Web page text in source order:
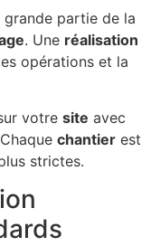
grande partie de la
. Une réalisation
opérations et la
votre site avec
chantier est
strictes.